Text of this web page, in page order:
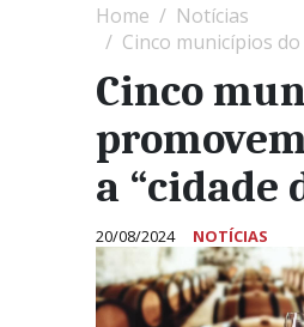
Home
Notícias
Cinco municípios
Cinco
a “cidade
20/08/2024 NOTÍCIAS